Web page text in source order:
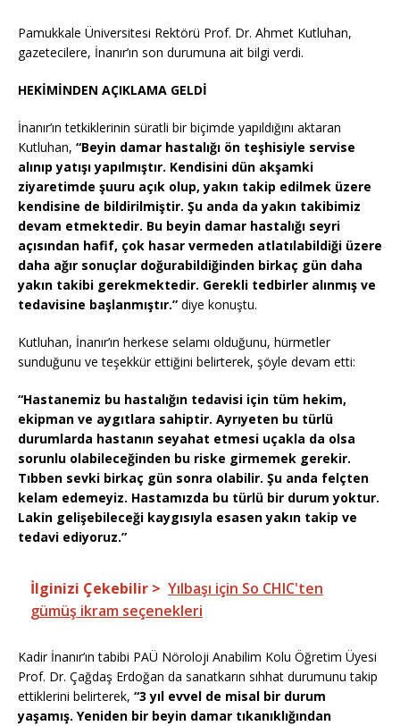
Pamukkale Üniversitesi Rektörü Prof. Dr. Ahmet Kutluhan,
gazetecilere, İnanır’ın son durumuna ait bilgi verdi.
HEKİMİNDEN AÇIKLAMA GELDİ
İnanır’ın tetkiklerinin süratli bir biçimde yapıldığını aktaran
Kutluhan, “Beyin damar hastalığı ön teşhisiyle servise
alınıp yatışı yapılmıştır. Kendisini dün akşamki
ziyaretimde şuuru açık olup, yakın takip edilmek üzere
kendisine de bildirilmiştir. Şu anda da yakın takibimiz
devam etmektedir. Bu beyin damar hastalığı seyri
açısından hafif, çok hasar vermeden atlatılabildiği üzere
daha ağır sonuçlar doğurabildiğinden birkaç gün daha
yakın takibi gerekmektedir. Gerekli tedbirler alınmış ve
tedavisine başlanmıştır.” diye konuştu.
Kutluhan, İnanır’ın herkese selamı olduğunu, hürmetler
sunduğunu ve teşekkür ettiğini belirterek, şöyle devam etti:
“Hastanemiz bu hastalığın tedavisi için tüm hekim,
ekipman ve aygıtlara sahiptir. Ayrıyeten bu türlü
durumlarda hastanın seyahat etmesi uçakla da olsa
sorunlu olabileceğinden bu riske girmemek gerekir.
Tıbben sevki birkaç gün sonra olabilir. Şu anda felçten
kelam edemeyiz. Hastamızda bu türlü bir durum yoktur.
Lakin gelişebileceği kaygısıyla esasen yakın takip ve
tedavi ediyoruz.”
İlginizi Çekebilir > Yılbaşı için So CHIC'ten
gümüş ikram seçenekleri
Kadir İnanır’ın tabibi PAÜ Nöroloji Anabilim Kolu Öğretim Üyesi
Prof. Dr. Çağdaş Erdoğan da sanatkarın sıhhat durumunu takip
ettiklerini belirterek, “3 yıl evvel de misal bir durum
yaşamış. Yeniden bir beyin damar tıkanıklığından